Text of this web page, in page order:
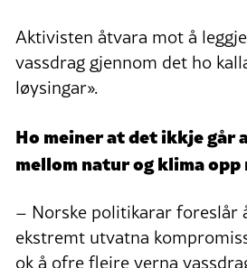
Aktivisten åtvara mot å
vassdrag gjennom det ho
løysingar».
Ho meiner at det ikkje går
mellom natur og klima
– Norske politikarar foreslår
ekstremt utvatna
ok å ofre fleire verna